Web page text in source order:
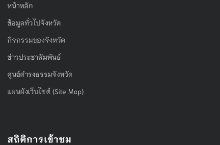
หน้าหลัก
ข้อมูลทั่วไปจังหวัด
กิจกรรมของจังหวัด
ข่าวประชาสัมพันธ์
ศูนย์ดำรงธรรมจังหวัด
แผนผังเว็บไซต์ (Site Map)
สถิติการเข้าชม